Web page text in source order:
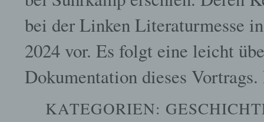
bei der Linken Literaturmesse
2024 vor. Es folgt eine leicht
Dokumentation dieses
KATEGORIEN: